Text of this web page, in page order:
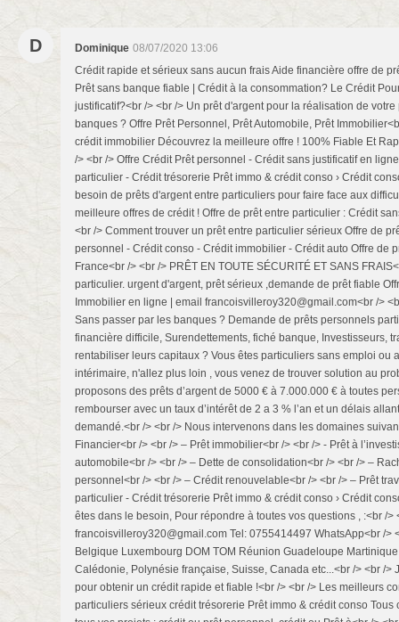
D Dominique 08/07/2020 13:06
Crédit rapide et sérieux sans aucun frais Aide financière offre de
Prêt sans banque fiable | Crédit à la consommation? Le Crédit
justificatif?<br /> <br /> Un prêt d'argent pour la réalisation de
banques ? Offre Prêt Personnel, Prêt Automobile, Prêt
crédit immobilier Découvrez la meilleure offre ! 100% Fiable Et
/> <br /> Offre Crédit Prêt personnel - Crédit sans justificatif en
particulier - Crédit trésorerie Prêt immo & crédit conso › Crédit
besoin de prêts d'argent entre particuliers pour faire face aux
meilleure offres de crédit ! Offre de prêt entre particulier : Crédit
<br /> Comment trouver un prêt entre particulier sérieux Offre de
personnel - Crédit conso - Crédit immobilier - Crédit auto Offre de
France<br /> <br /> PRÊT EN TOUTE SÉCURITÉ ET SANS
particulier. urgent d'argent, prêt sérieux ,demande de prêt fiable
Immobilier en ligne | email francoisvilleroy320@gmail.com<br />
Sans passer par les banques ? Demande de prêts personnels
financière difficile, Surendettements, fiché banque, Investisseurs,
rentabiliser leurs capitaux ? Vous êtes particuliers sans emploi ou
intérimaire, n'allez plus loin , vous venez de trouver solution au
proposons des prêts d’argent de 5000 € à 7.000.000 € à toutes
rembourser avec un taux d’intérêt de 2 a 3 % l’an et un délais
demandé.<br /> <br /> Nous intervenons dans les domaines
Financier<br /> <br /> – Prêt immobilier<br /> <br /> - Prêt à
automobile<br /> <br /> – Dette de consolidation<br /> <br /> –
personnel<br /> <br /> – Crédit renouvelable<br /> <br /> – Prêt
particulier - Crédit trésorerie Prêt immo & crédit conso › Crédit
êtes dans le besoin, Pour répondre à toutes vos questions , :<br />
francoisvilleroy320@gmail.com Tel: 0755414497 WhatsApp<br />
Belgique Luxembourg DOM TOM Réunion Guadeloupe
Calédonie, Polynésie française, Suisse, Canada etc...<br /> <br />
pour obtenir un crédit rapide et fiable !<br /> <br /> Les meilleurs
particuliers sérieux crédit trésorerie Prêt immo & crédit conso